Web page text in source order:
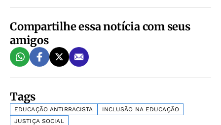
Compartilhe essa notícia com seus
amigos
Tags
EDUCAÇÃO ANTIRRACISTA
INCLUSÃO NA EDUCAÇÃO
JUSTIÇA SOCIAL